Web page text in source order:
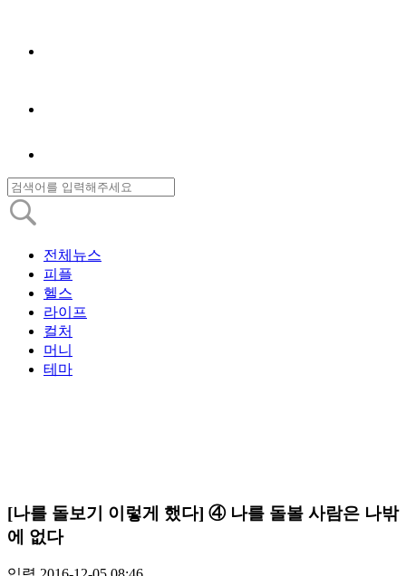
전체뉴스
피플
헬스
라이프
컬처
머니
테마
[나를 돌보기 이렇게 했다] ④ 나를 돌볼 사람은 나밖
에 없다